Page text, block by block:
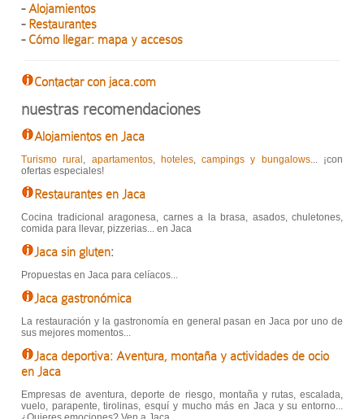
- Alojamientos
- Restaurantes
- Cómo llegar: mapa y accesos
Contactar con jaca.com
nuestras recomendaciones
Alojamientos en Jaca
Turismo rural apartamentos, hoteles,campings y bungalows... ¡con
ofertas especiales!
Restaurantes en Jaca
Cocina tradicional aragonesa, carnes a la brasa, asados, chuletones,
comida para llevar, pizzerias... en Jaca
Jaca sin gluten:
Propuestas en Jaca para celíacos...
Jaca gastronómica
La restauración y la gastronomía en general pasan en Jaca por uno de
sus mejores momentos...
Jaca deportiva: Aventura, montaña y actividades de ocio
en Jaca
Empresas de aventura, deporte de riesgo, montaña y rutas, escalada,
vuelo, parapente, tirolinas, esquí y mucho más en Jaca y su entorno...